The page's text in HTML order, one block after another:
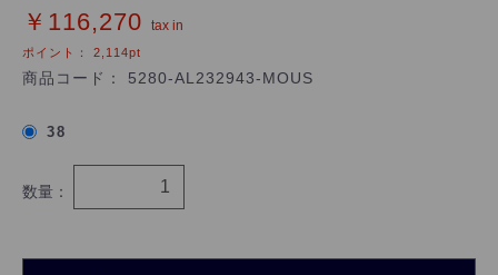
￥116,270 tax in
ポイント： 2,114pt
商品コード： 5280-AL232943-MOUS
38
数量：